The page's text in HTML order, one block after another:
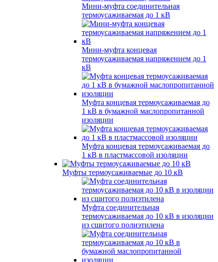
Мини-муфта соединительная
термоусаживаемая до 1 кВ
Мини-муфта концевая
термоусаживаемая напряжением до 1
кВ
Муфта концевая термоусаживаемая до
1 кВ в бумажной маслопропитанной
изоляции
Муфта концевая термоусаживаемая до
1 кВ в пластмассовой изоляции
Муфты термоусаживаемые до 10 кВ
Муфта соединительная
термоусаживаемая до 10 кВ в изоляции
из сшитого полиэтилена